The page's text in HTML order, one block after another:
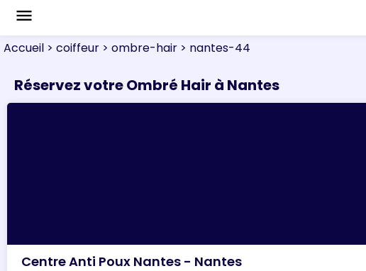
menu
Accueil > coiffeur > ombre-hair > nantes-44
Réservez votre Ombré Hair à Nantes
Centre Anti Poux Nantes - Nantes